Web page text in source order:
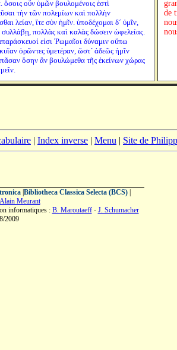
ὅσοις οὖν ὑμῶν βουλομένοις ἐστὶ
τὴν τῶν πολεμίων καὶ πολλὴν
λείαν, ἴτε σὺν ἡμῖν. ὑποδέχομαι δ´ ὑμῖν,
συλλάβῃ, πολλὰς καὶ καλὰς δώσειν ὠφελείας.
εἰσι Ῥωμαῖοι δύναμιν οὔπω
ὁρῶντες ὑμετέραν, ὥστ´ ἀδεῶς ἡμῖν
πᾶσαν ὅσην ἂν βουλώμεθα τῆς ἐκείνων χώρας
de
| Index inverse | Menu | Site de
| Bibliotheca Classica Selecta (BCS)|
Alain Meurant
informatiques : B. Maroutaeff- J. Schumacher
2009